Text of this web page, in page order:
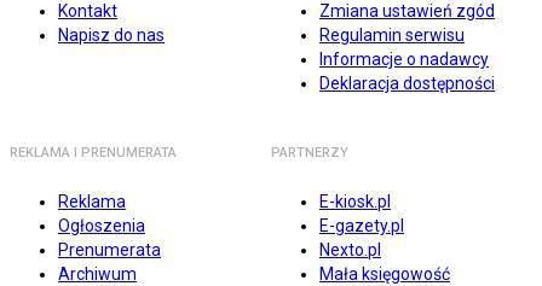
Kontakt
Napisz do nas
Zmiana ustawień zgód
Regulamin serwisu
Informacje o nadawcy
Deklaracja dostępności
REKLAMA I PRENUMERATA
Reklama
Ogłoszenia
Prenumerata
Archiwum
PARTNERZY
E-kiosk.pl
E-gazety.pl
Nexto.pl
Mała księgowość